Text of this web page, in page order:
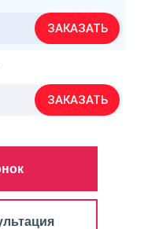
ЗАКАЗАТЬ
ЗАКАЗАТЬ